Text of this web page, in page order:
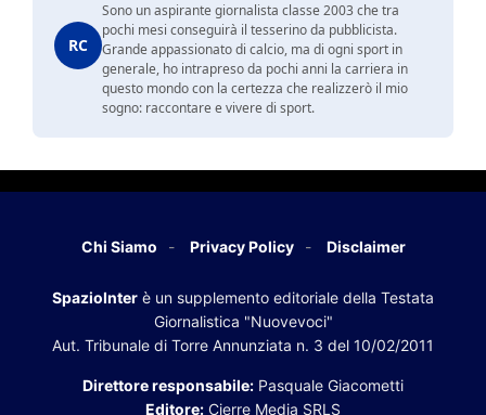
RC
Sono un aspirante giornalista classe 2003 che tra
pochi mesi conseguirà il tesserino da pubblicista.
Grande appassionato di calcio, ma di ogni sport in
generale, ho intrapreso da pochi anni la carriera in
questo mondo con la certezza che realizzerò il mio
sogno: raccontare e vivere di sport.
Chi Siamo Privacy Policy Disclaimer
SpazioInter è un supplemento editoriale della Testata
Giornalistica "Nuovevoci"
Aut. Tribunale di Torre Annunziata n. 3 del 10/02/2011
Direttore responsabile: Pasquale Giacometti
Editore: Cierre Media SRLS